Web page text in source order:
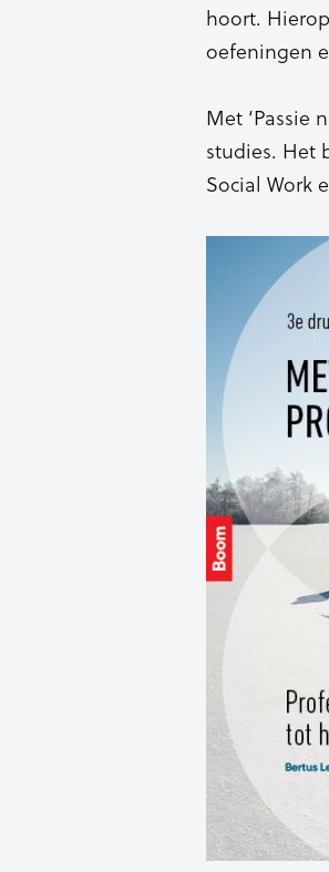
hoort.
oefeningen
Met ‘Passie
studies. Het
Social Work